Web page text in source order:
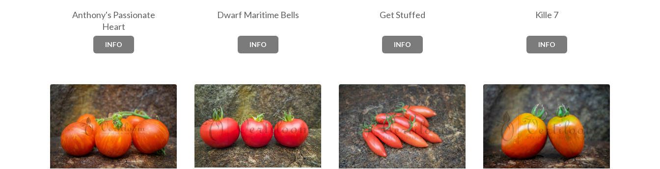
Anthony's Passionate
Heart
INFO
Dwarf Maritime Bells
INFO
Get Stuffed
INFO
Kille 7
INFO